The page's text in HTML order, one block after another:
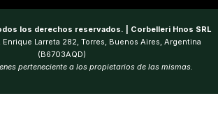
los derechos reservados. | Corbelleri Hnos SRL
Enrique Larreta 282, Torres, Buenos Aires, Argentina
(B6703AQD)
perteneciente a los propietarios de las mismas.